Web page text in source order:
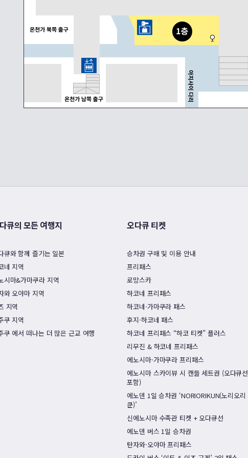
큐의 모든 여행지
큐와 함께 즐기는 일본
네 지역
시마&가마쿠라 지역
와 오야마 지역
지역
쿠 지역
쿠 에서 떠나는 더 많은 근교 여행
오다큐 티켓
승차권 구매 및 이용 안내
프리패스
로망스카
하코네 프리패스
하코네·가마쿠라 패스
후지·하코네 패스
하코네 프리패스 “하코 티켓” 플러스
리무진 & 하코네 프리패스
에노시마·가마쿠라 프리패스
에노시마 스카이뷰 시 캔들 세트권 (오다큐선
포함)
에노덴 1일 승차권 ‘NORIORIKUN(노리오리
쿤)’
신에노시마 수족관 티켓 + 오다큐선
에노덴 버스 1일 승차권
탄자와·오야마 프리패스